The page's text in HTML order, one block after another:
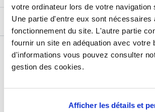
votre ordinateur lors de votre navigation
Une partie d'entre eux sont nécessaires
fonctionnement du site. L'autre partie
fournir un site en adéquation avec votre
d'informations vous pouvez consulter
gestion des cookies.
Afficher les détails et
DESCRIPTIF
Type de produit
Usage Production
Gitral